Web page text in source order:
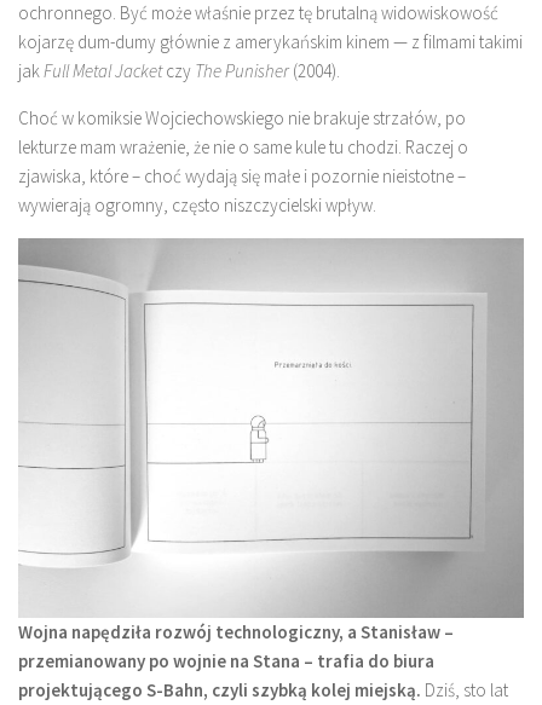
ochronnego. Być może właśnie przez tę brutalną widowiskowość
kojarzę dum-dumy głównie z amerykańskim kinem — z filmami takimi
jakFull Metal Jacketczy The Punisher (2004).
Choć w komiksie Wojciechowskiego nie brakuje strzałów, po
lekturze mam wrażenie, że nie o same kule tu chodzi. Raczej o
zjawiska, które – choć wydają się małe i pozornie nieistotne –
wywierają ogromny, często niszczycielski wpływ.
Wojna napędziła rozwój technologiczny, a Stanisław –
przemianowany po wojnie na Stana – trafia do biura
projektującego S-Bahn, czyli szybką kolej miejską. Dziś, sto lat